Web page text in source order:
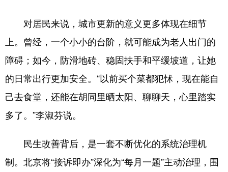
对居民来说，城市更新的意义更多体现在细节
上。曾经，一个小小的台阶，就可能成为老人出门的
障碍；如今，防滑地砖、稳固扶手和平缓坡道，让她
的日常出行更加安全。“以前买个菜都犯怵，现在能自
己去食堂，还能在胡同里晒太阳、聊聊天，心里踏实
多了。”李淑芬说。
民生改善背后，是一套不断优化的系统治理机
制。北京将“接诉即办”深化为“每月一题”主动治理，围